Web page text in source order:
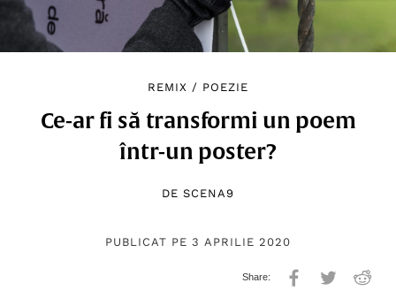
REMIX / POEZIE
Ce-ar fi să transformi un poem
într-un poster?
DE SCENA9
PUBLICAT PE 3 APRILIE 2020